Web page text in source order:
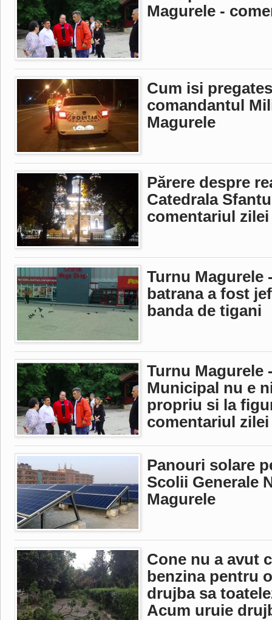
Magurele -
Cum isi
comandantul
Magurele
Părere despre
Catedrala
comentariul zilei
Turnu Magurele
batrana a fost
banda de tigani
Turnu Magurele
Municipal nu e
propriu si la
comentariul zilei
Panouri solare
Scolii Generale
Magurele
Cone nu a avut
benzina pentru
drujba sa
Acum uruie